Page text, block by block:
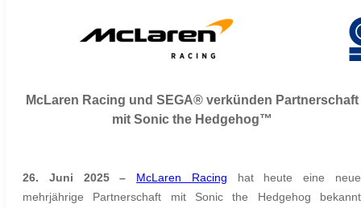
McLaren Racing und SEGA® verkünden Partnerschaft
mit Sonic the Hedgehog™
26. Juni 2025 – McLaren Racing hat heute eine neue
mehrjährige Partnerschaft mit Sonic the Hedgehog bekannt